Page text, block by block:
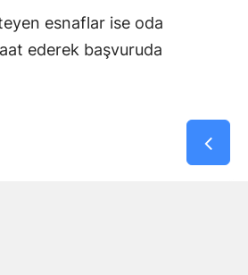
esnaflar ise oda
ederek başvuruda